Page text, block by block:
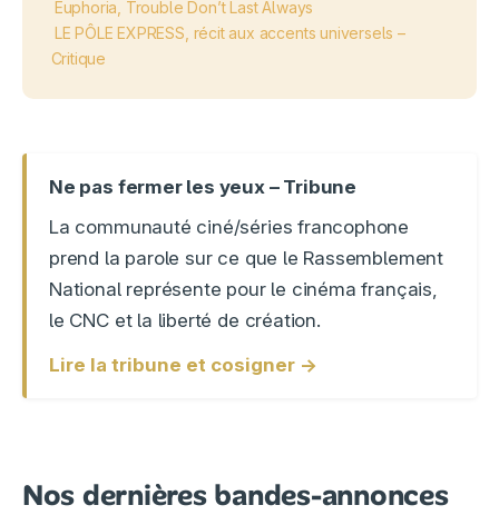
Euphoria, Trouble Don’t Last Always
LE PÔLE EXPRESS, récit aux accents universels –
Critique
Ne pas fermer les yeux – Tribune
La communauté ciné/séries francophone
prend la parole sur ce que le Rassemblement
National représente pour le cinéma français,
le CNC et la liberté de création.
Lire la tribune et cosigner →
Nos dernières bandes-annonces